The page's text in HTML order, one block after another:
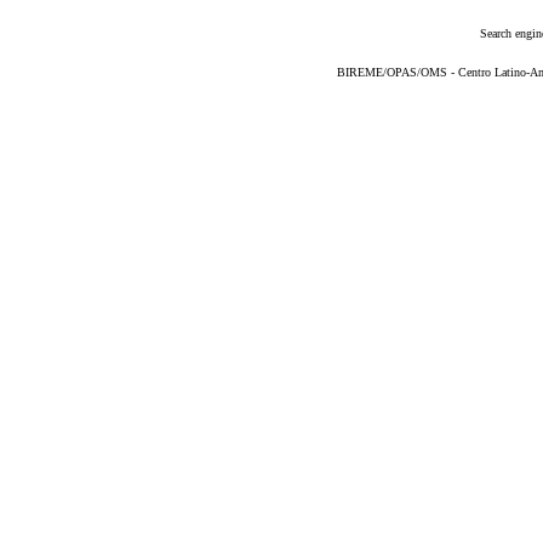
Search
BIREME/OPAS/OMS - Centro Latino-